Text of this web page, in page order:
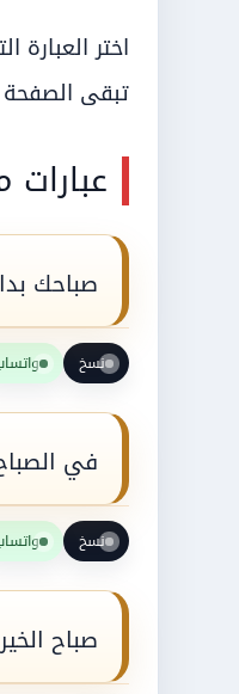
اختر
تبقى الصفحة
صباحك
نسخ
في
نسخ
صباح